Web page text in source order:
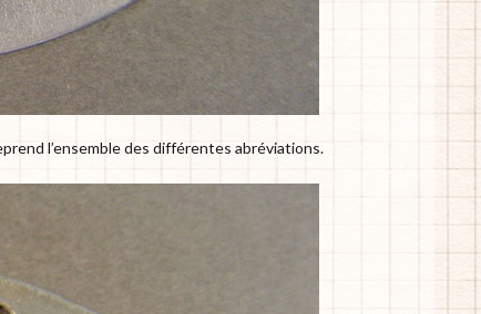
l’ensemble des différentes abréviations.